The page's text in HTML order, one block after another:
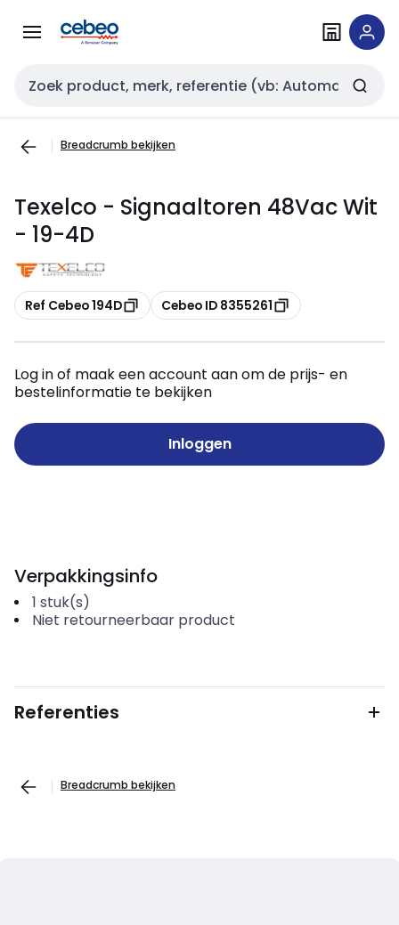
naar
naar
Zoekveld invoer
Breadcrumb bekijken
Texelco - Signaaltoren 48Vac Wit
- 19-4D
Kopiëren
Ref Cebeo 194D Kopiëren
Cebeo ID 8355261
Log in of maak een account aan om de prijs- en
bestelinformatie te bekijken
Inloggen
Verpakkingsinfo
1 stuk(s)
Niet retourneerbaar product
Referenties
Breadcrumb bekijken